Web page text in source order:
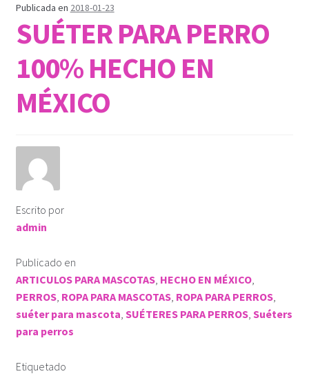
Publicada en 2018-01-23
SUÉTER PARA PERRO
100% HECHO EN
MÉXICO
Escrito por
admin
Publicado en
ARTICULOS PARA MASCOTAS, HECHO EN MÉXICO,
PERROS, ROPA PARA MASCOTAS, ROPA PARA PERROS,
suéter para mascota, SUÉTERES PARA PERROS, Suéters
para perros
Etiquetado